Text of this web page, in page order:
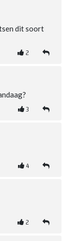
dit soort
2
3
4
2